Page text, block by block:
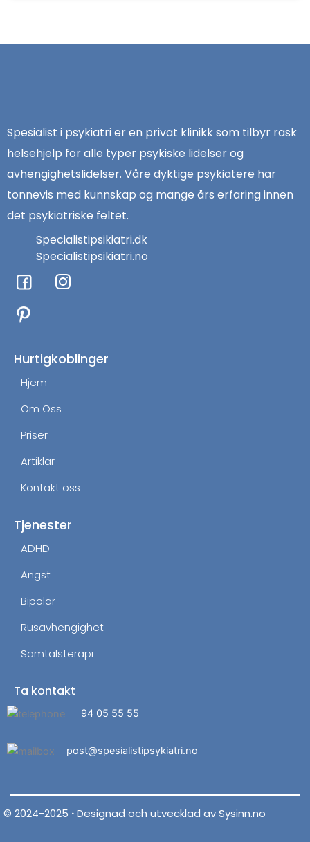
Spesialist i psykiatri er en privat klinikk som tilbyr rask
helsehjelp for alle typer psykiske lidelser og
avhengighetslidelser. Våre dyktige psykiatere har
tonnevis med kunnskap og mange års erfaring innen
det psykiatriske feltet.
Specialistipsikiatri.dk
Specialistipsikiatri.no
F
a
c
e
o
k
I
n
g
Hurtigkoblinger
Hjem
Om Oss
Priser
Artiklar
Kontakt oss
Tjenester
ADHD
Angst
Bipolar
Rusavhengighet
Samtalsterapi
Ta kontakt
94 05 55 55
post@spesialistipsykiatri.no
© 2024-2025 ·Designad och utvecklad avSysinn.no